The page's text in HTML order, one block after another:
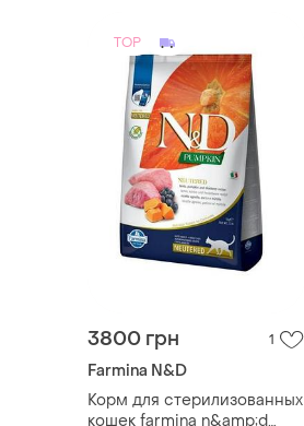
контролем ветеринаров.
оптимил
TOP
3800 грн 1
Farmina N&D
Корм для стерилизованных